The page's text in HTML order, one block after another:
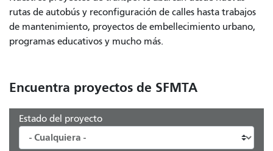
rutas de autobús y reconfiguración de calles hasta trabajos
de mantenimiento, proyectos de embellecimiento urbano,
programas educativos y mucho más.
Encuentra proyectos de SFMTA
Estado del proyecto